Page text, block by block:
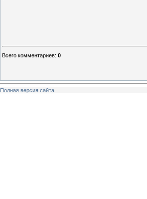
Всего комментариев: 0
Полная версия сайта